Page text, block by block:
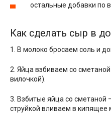
остальные добавки по
Как сделать сыр в
1. В молоко бросаем соль и
2. Яйца взбиваем со
вилочкой).
3. Взбитые яйца со сметаной
струйкой вливаем в кипящее